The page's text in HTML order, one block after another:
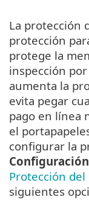
La protección
protección
protege la
inspección
aumenta la
evita pegar
pago en línea
el
configurar la
Protección
siguientes